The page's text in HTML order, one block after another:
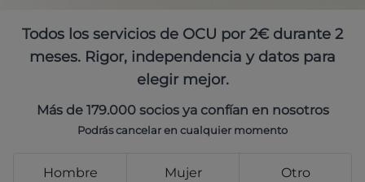
Todos los servicios de OCU por 2€ durante 2
meses. Rigor, independencia y datos para
elegir mejor.
Más de 179.000 socios ya confían en nosotros
Podrás cancelar en cualquier momento
Hombre Mujer Otro